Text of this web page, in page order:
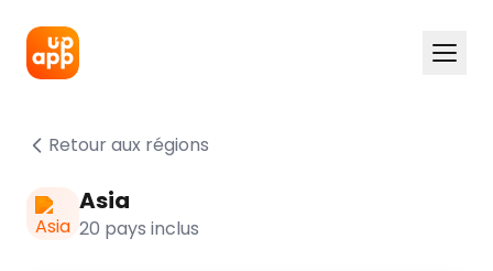
Retour aux régions
Asia
20 pays inclus